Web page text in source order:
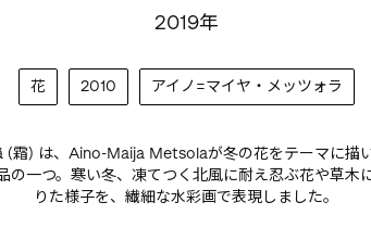
2019年
花 2010 アイノ=マイヤ・メッツォラ
(霜) は、Aino-Maija Metsolaが冬の花をテーマに描
の一つ。寒い冬、凍てつく北風に耐え忍ぶ花や草木
りた様子を、繊細な水彩画で表現しました。